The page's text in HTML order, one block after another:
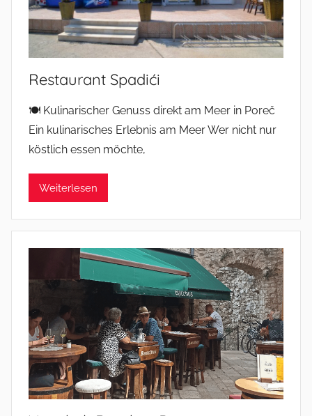
Restaurant Spadići
🍽️ Kulinarischer Genuss direkt am Meer in Poreč
Ein kulinarisches Erlebnis am Meer Wer nicht nur
köstlich essen möchte,
Weiterlesen